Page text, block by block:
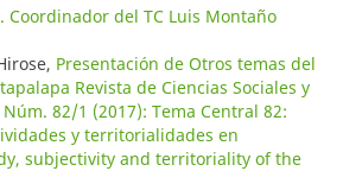
Coordinador del TC Luis Montaño
Presentación de Otros temas del
Revista de Ciencias Sociales y
82/1 (2017): Tema Central 82:
y territorialidades en
subjectivity and territoriality of the